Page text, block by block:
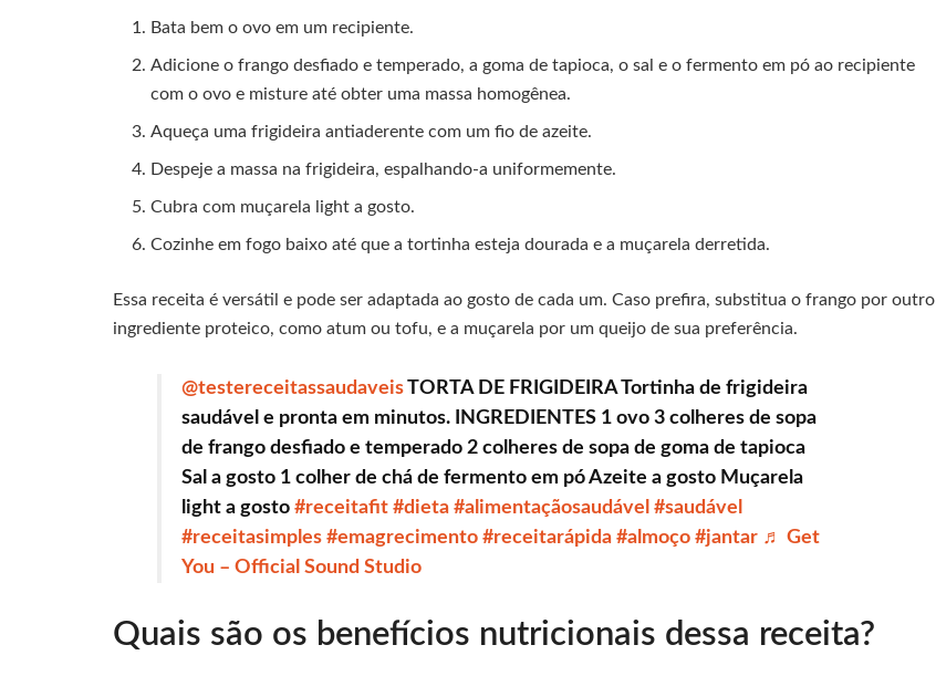
Bata bem o ovo em um recipiente.
Adicione o frango desfiado e temperado, a goma de tapioca, o sal e o fermento em pó ao recipiente
com o ovo e misture até obter uma massa homogênea.
Aqueça uma frigideira antiaderente com um fio de azeite.
Despeje a massa na frigideira, espalhando-a uniformemente.
Cubra com muçarela light a gosto.
Cozinhe em fogo baixo até que a tortinha esteja dourada e a muçarela derretida.
Essa receita é versátil e pode ser adaptada ao gosto de cada um. Caso prefira, substitua o frango por outro
ingrediente proteico, como atum ou tofu, e a muçarela por um queijo de sua preferência.
@testereceitassaudaveisTORTA DE FRIGIDEIRA Tortinha de frigideira
saudável e pronta em minutos. INGREDIENTES 1 ovo 3 colheres de sopa
de frango desfiado e temperado 2 colheres de sopa de goma de tapioca
Sal a gosto 1 colher de chá de fermento em pó Azeite a gosto Muçarela
light a gosto #receitafit #dieta #alimentaçãosaudável #saudável
#receitasimples #emagrecimento #receitarápida #almoço #jantar ♬ Get
You – Official Sound Studio
Quais são os benefícios nutricionais dessa receita?